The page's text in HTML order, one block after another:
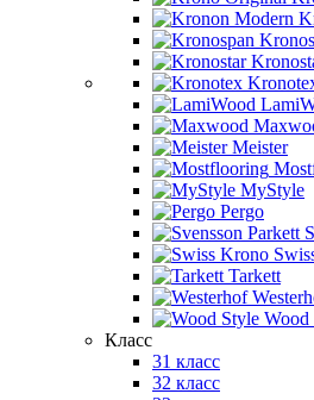
Meister
MyStyle
Pergo
Tarkett
Wood
Класс
31 класс
32 класс